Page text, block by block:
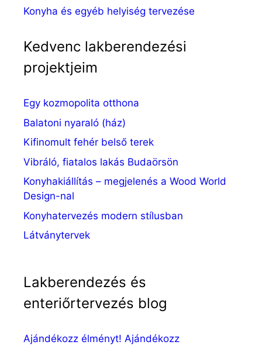
Konyha és egyéb helyiség tervezése
Kedvenc lakberendezési
projektjeim
Egy kozmopolita otthona
Balatoni nyaraló (ház)
Kifinomult fehér belső terek
Vibráló, fiatalos lakás Budaörsön
Konyhakiállítás – megjelenés a Wood World
Design-nal
Konyhatervezés modern stílusban
Látványtervek
Lakberendezés és
enteriőrtervezés blog
Ajándékozz élményt! Ajándékozz